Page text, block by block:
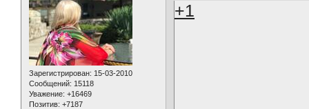
Зарегистрирован: 15-03-2010
Сообщений: 15118
Уважение: +16469
Позитив: +7187
+1